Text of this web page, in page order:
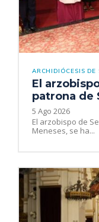
ARCHIDIÓCESIS DE
El
patrona de
5 Ago 2026
El arzobispo de
Meneses, se ha...